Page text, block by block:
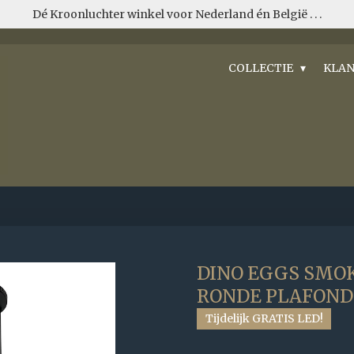
Dé Kroonluchter winkel voor Nederland én België . . .
COLLECTIE
DINO EGGS
RONDE
Tijdelijk GRATIS LED!